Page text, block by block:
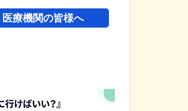
医療機関の皆様へ